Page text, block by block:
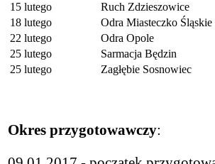
15 lutego
Ruch Zdzieszowice
18 lutego
Odra Miasteczko Śląskie
22 lutego
Odra Opole
25 lutego
Sarmacja Będzin
25 lutego
Zagłębie Sosnowiec
Okres przygotowawczy: